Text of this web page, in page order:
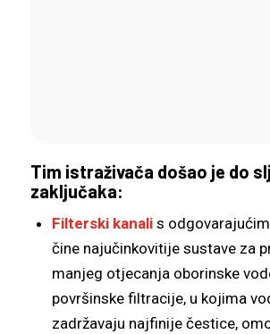
Tim istraživača došao je do
zaključaka:
Filterski kanalis
čine najučinkovitije sustave za
manjeg otjecanja oborinske
površinske filtracije, u kojima
zadržavaju najfinije čestice,